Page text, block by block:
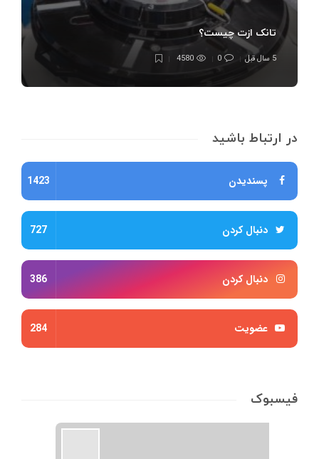
تانک ازت چیست؟
5 سال قبل 0
4580
در ارتباط باشید
پسندیدن 1423
دنبال کردن 727
دنبال کردن 386
عضویت 284
فیسبوک